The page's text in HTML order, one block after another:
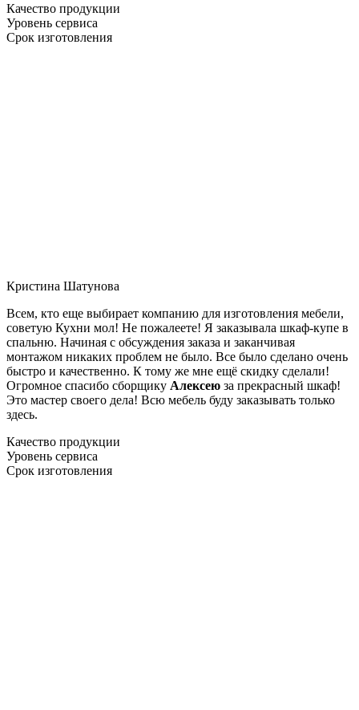
Качество продукции
Уровень сервиса
Срок изготовления
Кристина Шатунова
Всем, кто еще выбирает компанию для изготовления мебели,
советую Кухни мол! Не пожалеете! Я заказывала шкаф-купе в
спальню. Начиная с обсуждения заказа и заканчивая
монтажом никаких проблем не было. Все было сделано очень
быстро и качественно. К тому же мне ещё скидку сделали!
Огромное спасибо сборщику Алексею за прекрасный шкаф!
Это мастер своего дела! Всю мебель буду заказывать только
здесь.
Качество продукции
Уровень сервиса
Срок изготовления